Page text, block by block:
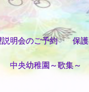
明会のご予約 保
中央幼稚園～歌集～